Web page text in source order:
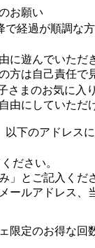
お願い
経過が順調な
に遊んでいただ
方は自己責任で
さまのお気に入
由にしていただ
以下のアドレス
ださい。
」とご記入くだ
ールアドレス
限定のお得な回